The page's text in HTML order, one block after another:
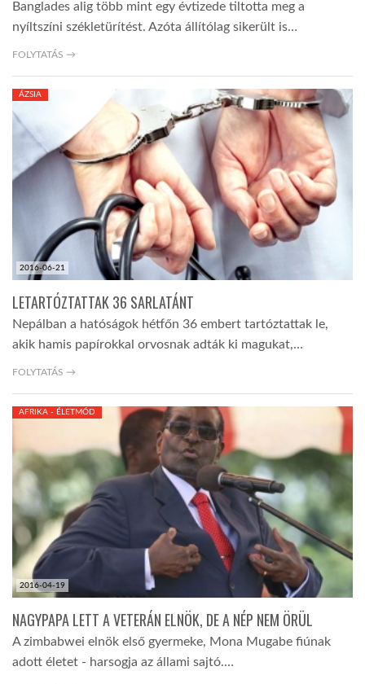
Banglades alig több mint egy évtizede tiltotta meg a
nyíltszíni székletürítést. Azóta állítólag sikerült is…
FOLYTATÁS →
2016-06-21
ÁZSIA
LETARTÓZTATTAK 36 SARLATÁNT
Nepálban a hatóságok hétfőn 36 embert tartóztattak le,
akik hamis papírokkal orvosnak adták ki magukat,…
FOLYTATÁS →
2016-04-19
AFRIKA - ÉLETMÓD
NAGYPAPA LETT A VETERÁN ELNÖK, DE A NÉP NEM ÖRÜL
A zimbabwei elnök első gyermeke, Mona Mugabe fiúnak
adott életet - harsogja az állami sajtó.…